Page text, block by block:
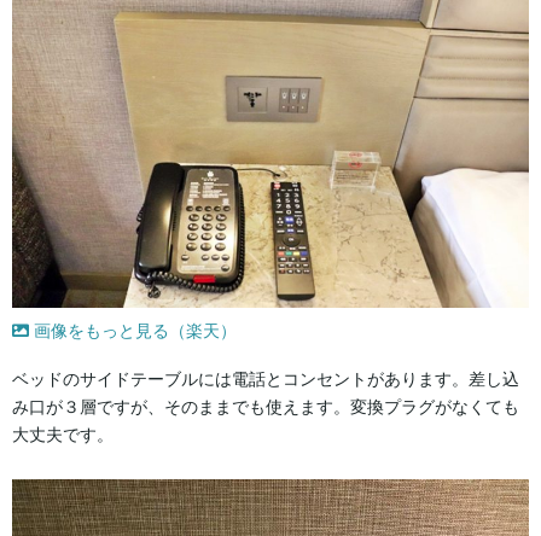
画像をもっと見る（楽天）
ベッドのサイドテーブルには電話とコンセントがあります。差し込
み口が３層ですが、そのままでも使えます。変換プラグがなくても
大丈夫です。